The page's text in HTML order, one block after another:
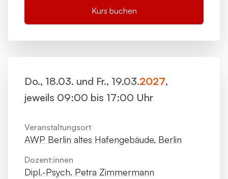
Kurs buchen
Do., 18.03. und Fr., 19.03.2027,
jeweils 09:00 bis 17:00 Uhr
Veranstaltungsort
AWP Berlin altes Hafengebäude, Berlin
Dozent:innen
Dipl.-Psych. Petra Zimmermann